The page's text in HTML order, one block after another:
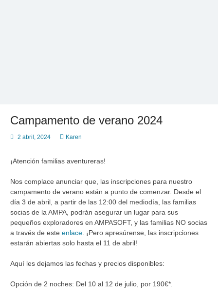
Campamento de verano 2024
2 abril, 2024 Karen
¡Atención familias aventureras!
Nos complace anunciar que, las inscripciones para nuestro
campamento de verano están a punto de comenzar. Desde el
día 3 de abril, a partir de las 12:00 del mediodía, las familias
socias de la AMPA, podrán asegurar un lugar para sus
pequeños exploradores en AMPASOFT, y las familias NO socias
a través de este enlace . ¡Pero apresúrense, las inscripciones
estarán abiertas solo hasta el 11 de abril!
Aquí les dejamos las fechas y precios disponibles:
Opción de 2 noches: Del 10 al 12 de julio, por 190€*.